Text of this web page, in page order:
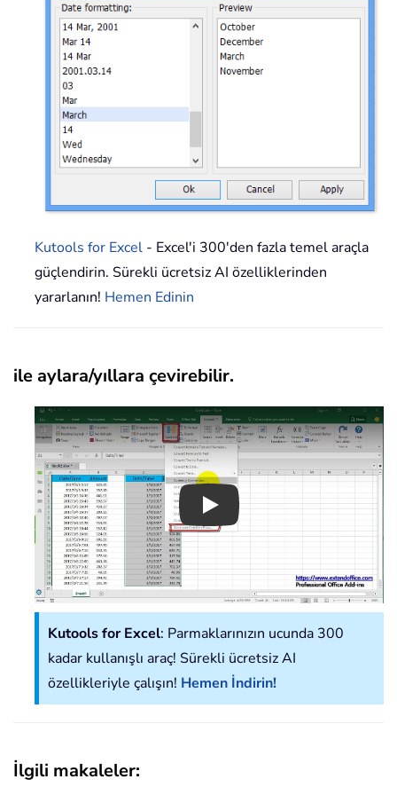
Kutools for Excel - Excel'i 300'den fazla temel araçla
güçlendirin. Sürekli ücretsiz AI özelliklerinden
yararlanın! Hemen Edinin
ile aylara/yıllara çevirebilir.
Play
Kutools for Excel: Parmaklarınızın ucunda 300
kadar kullanışlı araç! Sürekli ücretsiz AI
özellikleriyle çalışın! Hemen İndirin!
İlgili makaleler: